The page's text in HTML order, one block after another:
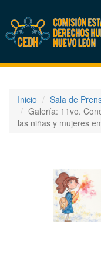
Inicio Sala de
Galería: 11vo.
las niñas y mujeres